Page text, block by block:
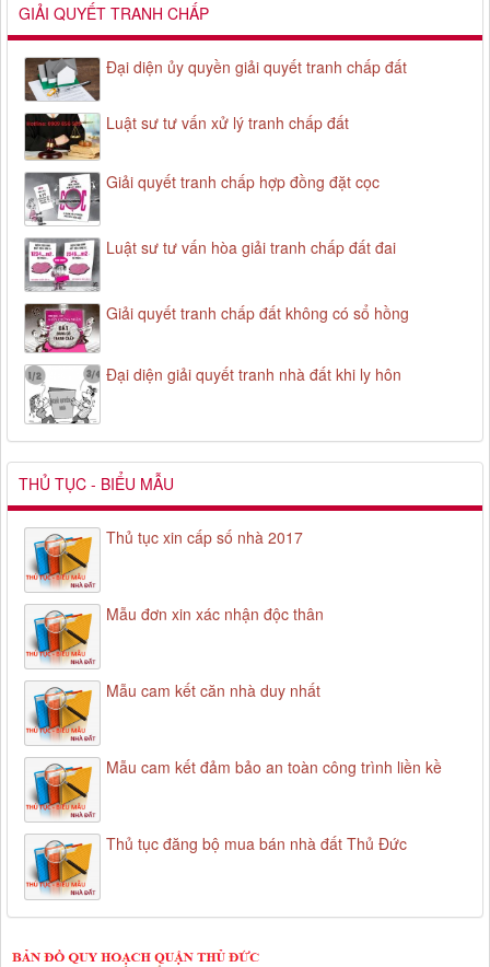
GIẢI QUYẾT TRANH CHẤP
Đại diện ủy quyền giải quyết tranh chấp đất
Luật sư tư vấn xử lý tranh chấp đất
Giải quyết tranh chấp hợp đồng đặt cọc
Luật sư tư vấn hòa giải tranh chấp đất đai
Giải quyết tranh chấp đất không có sổ hồng
Đại diện giải quyết tranh nhà đất khi ly hôn
THỦ TỤC - BIỂU MẪU
Thủ tục xin cấp số nhà 2017
Mẫu đơn xin xác nhận độc thân
Mẫu cam kết căn nhà duy nhất
Mẫu cam kết đảm bảo an toàn công trình liền kề
Thủ tục đăng bộ mua bán nhà đất Thủ Đức